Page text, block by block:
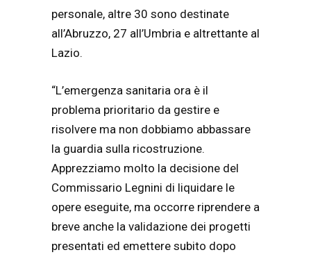
personale, altre 30 sono destinate
all’Abruzzo, 27 all’Umbria e altrettante al
Lazio.
“L’emergenza sanitaria ora è il
problema prioritario da gestire e
risolvere ma non dobbiamo abbassare
la guardia sulla ricostruzione.
Apprezziamo molto la decisione del
Commissario Legnini di liquidare le
opere eseguite, ma occorre riprendere a
breve anche la validazione dei progetti
presentati ed emettere subito dopo